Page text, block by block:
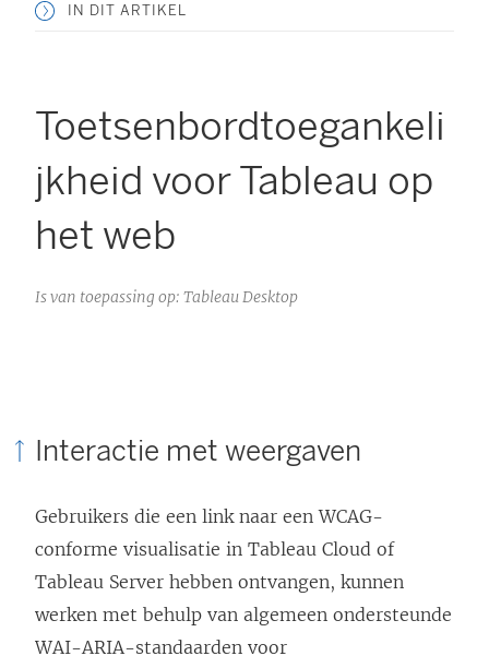
IN DIT ARTIKEL
Toetsenbordtoegankeli
jkheid voor Tableau op
het web
Is van toepassing op: Tableau Desktop
Interactie met weergaven
Gebruikers die een link naar een WCAG-
conforme visualisatie in Tableau Cloud of
Tableau Server hebben ontvangen, kunnen
werken met behulp van algemeen ondersteunde
WAI-ARIA-standaarden voor